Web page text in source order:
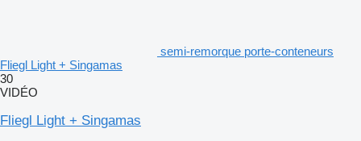
semi-remorque porte-conteneurs
Fliegl Light + Singamas
30
VIDÉO
Fliegl Light + Singamas